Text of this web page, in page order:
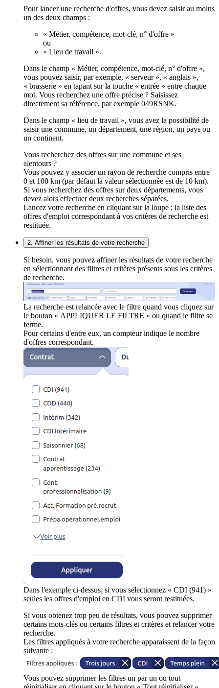
Pour lancer une recherche d'offres, vous devez saisir au moins
un des deux champs :
« Métier, compétence, mot-clé, n° d'offre »
ou
« Lieu de travail ».
Dans le champ « Métier, compétence, mot-clé, n° d'offre »,
vous pouvez saisir, par exemple, « serveur », « anglais »,
« brasserie » en tapant sur la touche « entrée » entre chaque
mot. Vous recherchez une offre précise ? Saisissez
directement sa référence, par exemple 049RSNK.
Dans le champ « lieu de travail », vous avez la possibilité de
saisir une commune, un département, une région, un pays ou
un continent.
Vous recherchez des offres sur une commune et ses
alentours ?
Vous pouvez y associer un rayon de recherche compris entre
0 et 100 km (par défaut la valeur sélectionnée est de 10 km).
Si vous recherchez des offres sur deux départements, vous
devez alors effectuer deux recherches séparées.
Lancez votre recherche en cliquant sur la loupe ; la liste des
offres d'emploi correspondant à vos critères de recherche est
restituée.
2. Affiner les résultats de votre recherche
Si besoin, vous pouvez affiner les résultats de votre recherche
en sélectionnant des filtres et critères présents sous les critères
de recherche.
La recherche est relancée avec le filtre quand vous cliquez sur
le bouton « APPLIQUER LE FILTRE » ou quand le filtre se
ferme.
Pour certains d'entre eux, un compteur indique le nombre
d'offres correspondant.
Dans l'exemple ci-dessus, si vous sélectionnez « CDI (941) »
seules les offres d'emploi en CDI vous seront restituées.
Si vous obtenez trop peu de résultats, vous pouvez supprimer
certains mots-clés ou certains filtres et critères et relancer votre
recherche.
Les filtres appliqués à votre recherche apparaissent de la façon
suivante :
Vous pouvez supprimer les filtres un par un ou tout